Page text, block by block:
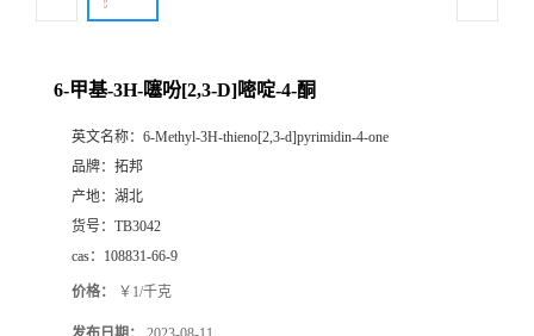
6-甲基-3H-噻吩[2,3-D]嘧啶-4-酮
英文名称： 6-Methyl-3H-thieno[2,3-d]pyrimidin-4-one
品牌： 拓邦
产地： 湖北
货号： TB3042
cas： 108831-66-9
价格： ￥1/千克